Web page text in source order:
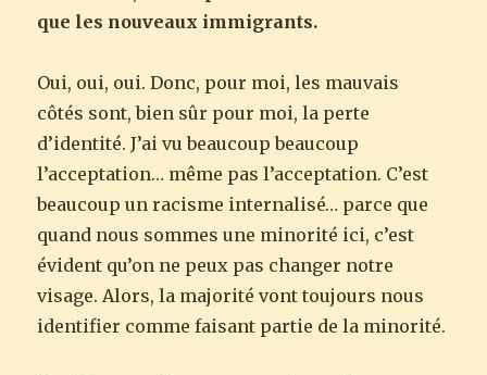
que les nouveaux immigrants.
Oui, oui, oui. Donc, pour moi, les mauvais
côtés sont, bien sûr pour moi, la perte
d’identité. J’ai vu beaucoup beaucoup
l’acceptation… même pas l’acceptation. C’est
beaucoup un racisme internalisé… parce que
quand nous sommes une minorité ici, c’est
évident qu’on ne peux pas changer notre
visage. Alors, la majorité vont toujours nous
identifier comme faisant partie de la minorité.